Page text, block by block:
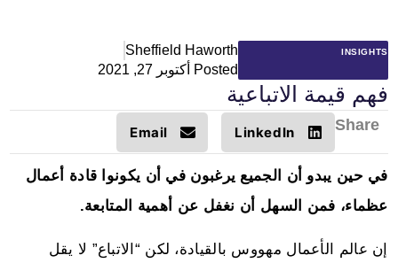
Sheffield Haworth
Posted
أكتوبر 27, 2021
INSIGHTS
فهم قيمة الاتباعية
Share
LinkedIn
Email
في حين يبدو أن الجميع يرغبون في أن يكونوا قادة أعمال
عظماء، فمن السهل أن نغفل عن أهمية المتابعة.
إن عالم الأعمال مهووس بالقيادة، لكن “الاتباع” لا يقل